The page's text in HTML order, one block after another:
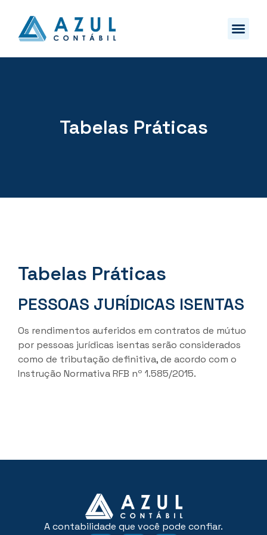
Tabelas Práticas
Tabelas Práticas
PESSOAS JURÍDICAS ISENTAS
Os rendimentos auferidos em contratos de mútuo
por pessoas jurídicas isentas serão considerados
como de tributação definitiva, de acordo com o
Instrução Normativa RFB nº 1.585/2015.
A contabilidade que você pode confiar.